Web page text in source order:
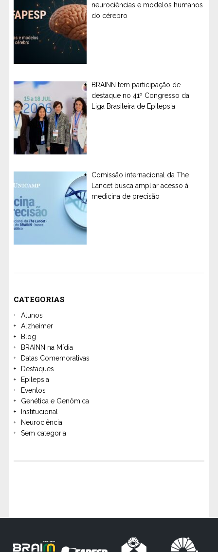
neurociências e modelos humanos
do cérebro
BRAINN tem participação de
destaque no 41º Congresso da
Liga Brasileira de Epilepsia
Comissão internacional da The
Lancet busca ampliar acesso à
medicina de precisão
CATEGORIAS
Alunos
Alzheimer
Blog
BRAINN na Mídia
Datas Comemorativas
Destaques
Epilepsia
Eventos
Genética e Genômica
Institucional
Neurociência
Sem categoria